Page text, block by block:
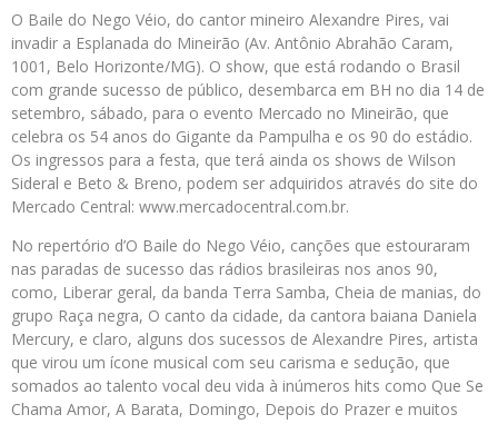
O Baile do Nego Véio, do cantor mineiro Alexandre Pires, vai
invadir a Esplanada do Mineirão (Av. Antônio Abrahão Caram,
1001, Belo Horizonte/MG). O show, que está rodando o Brasil
com grande sucesso de público, desembarca em BH no dia 14 de
setembro, sábado, para o evento Mercado no Mineirão, que
celebra os 54 anos do Gigante da Pampulha e os 90 do estádio.
Os ingressos para a festa, que terá ainda os shows de Wilson
Sideral e Beto & Breno, podem ser adquiridos através do site do
Mercado Central: www.mercadocentral.com.br.
No repertório d’O Baile do Nego Véio, canções que estouraram
nas paradas de sucesso das rádios brasileiras nos anos 90,
como, Liberar geral, da banda Terra Samba, Cheia de manias, do
grupo Raça negra, O canto da cidade, da cantora baiana Daniela
Mercury, e claro, alguns dos sucessos de Alexandre Pires, artista
que virou um ícone musical com seu carisma e sedução, que
somados ao talento vocal deu vida à inúmeros hits como Que Se
Chama Amor, A Barata, Domingo, Depois do Prazer e muitos